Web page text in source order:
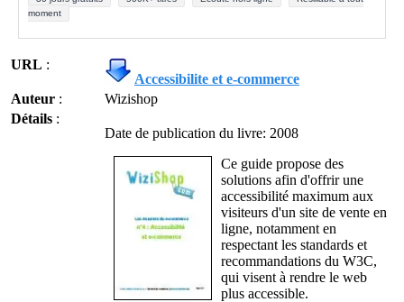
moment
URL :
Accessibilite et e-commerce
Auteur :
Wizishop
Détails :
Date de publication du livre: 2008
Ce guide propose des
solutions afin d'offrir une
accessibilité maximum aux
visiteurs d'un site de vente en
ligne, notamment en
respectant les standards et
recommandations du W3C,
qui visent à rendre le web
plus accessible.